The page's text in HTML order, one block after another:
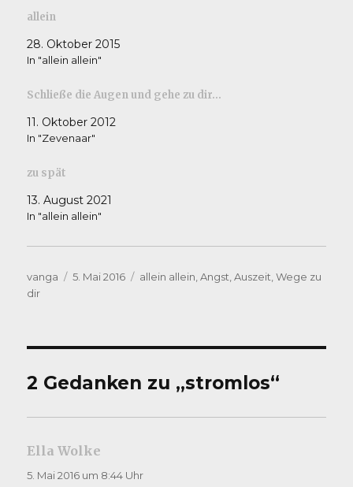
allein
28. Oktober 2015
In "allein allein"
Schließe die Augen und gehe zu dir…
11. Oktober 2012
In "Zevenaar"
zu spät
13. August 2021
In "allein allein"
Autor
vanga
Veröffentlicht
5. Mai 2016 Kategorien
allein allein ,Angst ,Auszeit ,Wege zu
dir
2 Gedanken zu „stromlos“
Ella Wolke
5. Mai 2016 um 8:44 Uhr